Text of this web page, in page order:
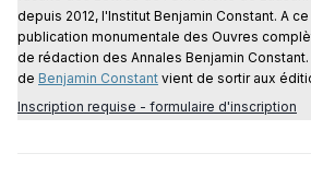
depuis 2012, l'Institut Benjamin Constant. A
publication monumentale des Ouvres
de rédaction des Annales Benjamin
de Benjamin Constant vient de sortir aux
Inscription requise - formulaire d'inscription